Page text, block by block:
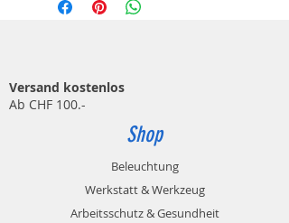
Versand kostenlos
Ab CHF 100.-
Shop
Beleuchtung
Werkstatt & Werkzeug
Arbeitsschutz & Gesundheit